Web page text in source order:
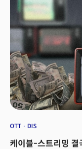
OTT DIS
케이블-스트리밍 결